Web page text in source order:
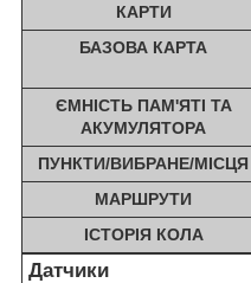
КАРТИ
БАЗОВА КАРТА
ЄМНІСТЬ ПАМ'ЯТІ ТА
АКУМУЛЯТОРА
ПУНКТИ/ВИБРАНЕ/МІСЦЯ
МАРШРУТИ
ІСТОРІЯ КОЛА
Датчики